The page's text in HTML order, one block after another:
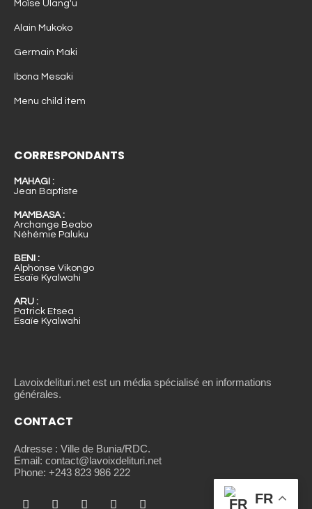
Lavoixdelituri.net est un média spécialisé en informations
générales.
CONTACT
Adresse : Ville de Bunia/RDC.
Email: contact@lavoixdelituri.net
Phone: +243 823 986 222
Moïse Ulang'u
Alain Mukoko
Germain Maki
Ibona Mesaki
Menu child item
CORRESPONDANTS
MAHAGI :
Jean Baptiste
MAMBASA :
Archange Beabo
Néhémie Paluku
BENI :
Alphonse Vikongo
Esaïe Kyalwahi
ARU :
Patrick Etsea
Esaïe Kyalwahi
FR